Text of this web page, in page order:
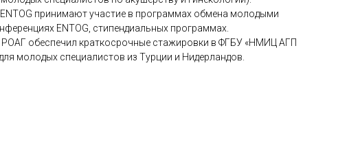
принимают участие в программах обмена молодыми
ENTOG, стипендиальных программах.
обеспечил краткосрочные стажировки в ФГБУ «НМИЦ АГП
молодых специалистов из Турции и Нидерландов.